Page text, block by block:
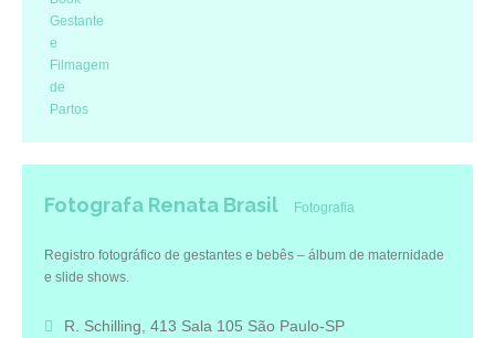
Fotografa Renata Brasil Fotografia
Registro fotográfico de gestantes e bebês – álbum de maternidade
e slide shows.
R. Schilling, 413 Sala 105 São Paulo-SP